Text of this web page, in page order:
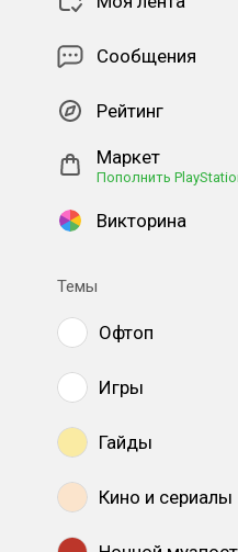
Сообщения
Рейтинг
Маркет
Пополнить
Викторина
Темы
Офтоп
Игры
Гайды
Кино и сериалы